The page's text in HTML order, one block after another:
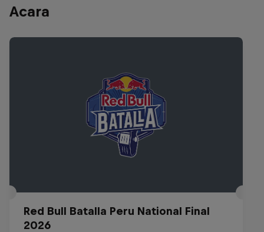
Acara
Red Bull Batalla Peru National Final
2026